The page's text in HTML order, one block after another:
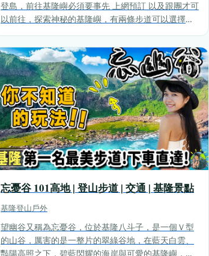
登島，前往基隆嶼必須要事先 上網預訂 以及跟團才可
以前往，探索神秘的基隆嶼，有兩條步道可以選擇，
如要兩個都前往建議大家選擇3合1或是4合1的行程。
忘憂谷 101高地 | 登山步道 | 交通 | 基隆景點
基隆登山戶外
望幽谷又稱為忘憂谷，位於基隆八斗子，是一個Ｖ型
的山谷，厲害的是一整片的翠綠谷地，在藍天白雲、
豔陽高照之下，碧藍閃耀的海岸與可愛的基隆嶼，這